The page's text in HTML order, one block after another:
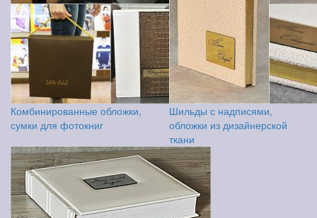
Комбинированные обложки,
сумки для фотокниг
Шильды с надписями,
обложки из дизайнерской
ткани